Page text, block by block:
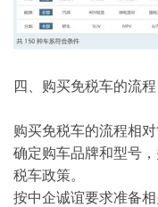
四、购买免税车的流程
购买免税车的流程相
确定购车品牌和型号
税车政策。
按中企诚谊要求准备